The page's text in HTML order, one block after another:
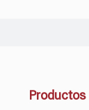
Productos